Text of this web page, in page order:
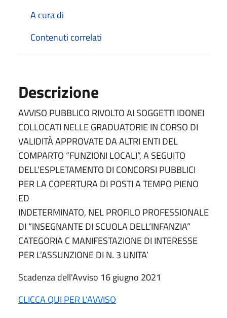
A cura di
Contenuti correlati
Descrizione
AVVISO PUBBLICO RIVOLTO AI SOGGETTI IDONEI
COLLOCATI NELLE GRADUATORIE IN CORSO DI
VALIDITÀ APPROVATE DA ALTRI ENTI DEL
COMPARTO “FUNZIONI LOCALI”, A SEGUITO
DELL’ESPLETAMENTO DI CONCORSI PUBBLICI
PER LA COPERTURA DI POSTI A TEMPO PIENO
ED
INDETERMINATO, NEL PROFILO PROFESSIONALE
DI “INSEGNANTE DI SCUOLA DELL’INFANZIA”
CATEGORIA C MANIFESTAZIONE DI INTERESSE
PER L’ASSUNZIONE DI N. 3 UNITA’
Scadenza dell'Avviso 16 giugno 2021
CLICCA QUI PER L'AVVISO